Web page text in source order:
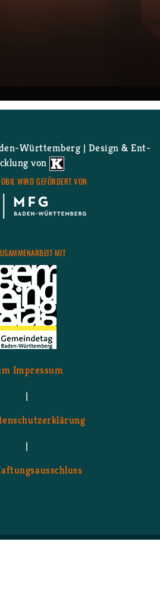
Würt­tem­berg | De­sign & Ent­
von
WIRD GE­FÖR­DERT VON
MIT
Im­pres­sum
|
|